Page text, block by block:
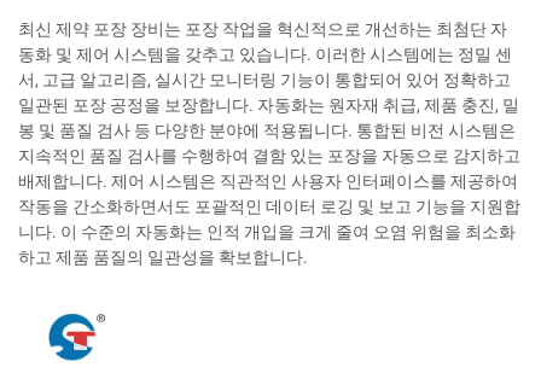
최신 제약 포장 장비는 포장 작업을 혁신적으로 개선하는 최첨단 자
동화 및 제어 시스템을 갖추고 있습니다. 이러한 시스템에는 정밀 센
서, 고급 알고리즘, 실시간 모니터링 기능이 통합되어 있어 정확하고
일관된 포장 공정을 보장합니다. 자동화는 원자재 취급, 제품 충진, 밀
봉 및 품질 검사 등 다양한 분야에 적용됩니다. 통합된 비전 시스템은
지속적인 품질 검사를 수행하여 결함 있는 포장을 자동으로 감지하고
배제합니다. 제어 시스템은 직관적인 사용자 인터페이스를 제공하여
작동을 간소화하면서도 포괄적인 데이터 로깅 및 보고 기능을 지원합
니다. 이 수준의 자동화는 인적 개입을 크게 줄여 오염 위험을 최소화
하고 제품 품질의 일관성을 확보합니다.